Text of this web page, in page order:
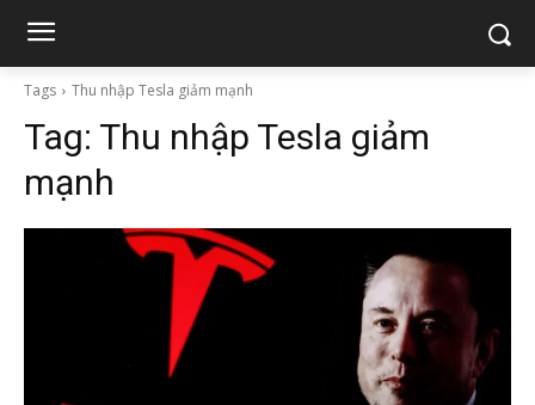
Tags Thu nhập Tesla giảm mạnh
Tag: Thu nhập Tesla giảm
mạnh